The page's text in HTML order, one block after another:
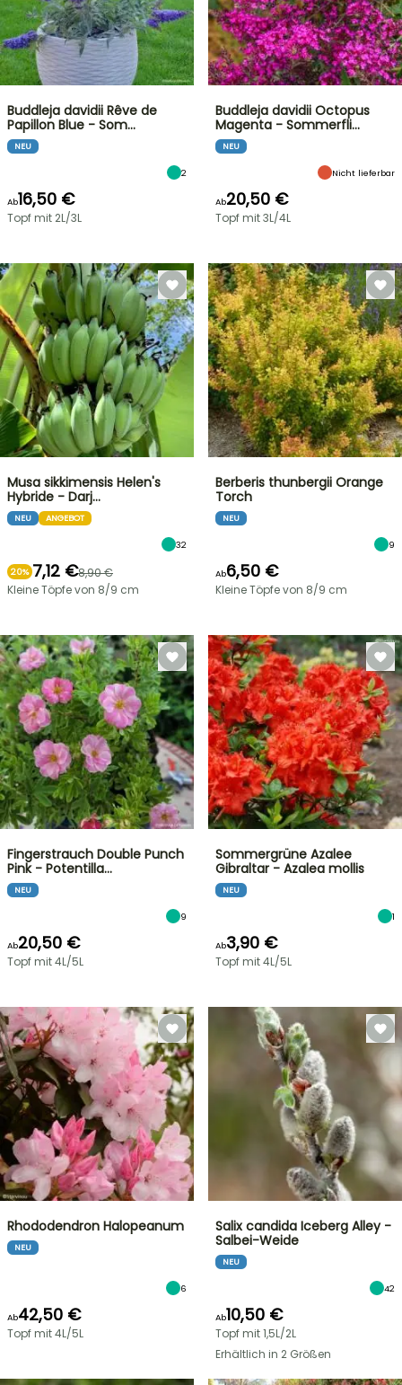
Buddleja davidii Rêve de
Papillon Blue - Som…
NEU
2
Ab16,50 €
Topf mit 2L/3L
Buddleja davidii Octopus
Magenta - Sommerfli…
NEU
Nicht lieferbar
Ab20,50 €
Topf mit 3L/4L
Musa sikkimensis Helen's
Hybride - Darj…
NEU ANGEBOT
32
20% 7,12 €8,90 €
Kleine Töpfe von 8/9 cm
Berberis thunbergii Orange
Torch
NEU
9
Ab6,50 €
Kleine Töpfe von 8/9 cm
Fingerstrauch Double Punch
Pink - Potentilla…
NEU
9
Ab20,50 €
Topf mit 4L/5L
Sommergrüne Azalee
Gibraltar - Azalea mollis
NEU
1
Ab3,90 €
Topf mit 4L/5L
Rhododendron Halopeanum
NEU
6
Ab42,50 €
Topf mit 4L/5L
Salix candida Iceberg Alley -
Salbei-Weide
NEU
42
Ab10,50 €
Topf mit 1,5L/2L
Erhältlich in 2 Größen